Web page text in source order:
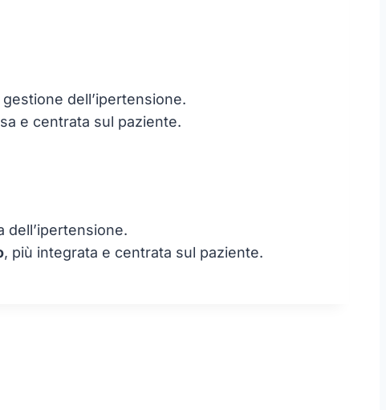
gestione dell’ipertensione.
e centrata sul paziente.
dell’ipertensione.
, più integrata e centrata sul paziente.